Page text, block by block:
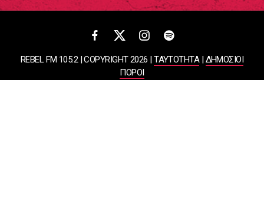
REBEL FM 105.2 | COPYRIGHT 2026 |ΤΑΥΤΟΤΗΤΑ|ΔΗΜΟΣΙΟΙ
ΠΟΡΟΙ